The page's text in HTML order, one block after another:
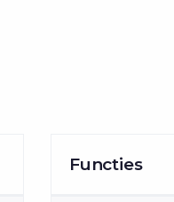
Functies